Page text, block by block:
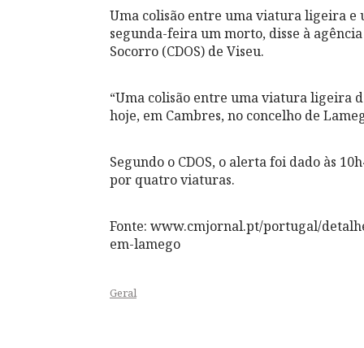
Uma colisão entre uma viatura ligeira e
segunda-feira um morto, disse à
Socorro (CDOS) de Viseu.
“Uma colisão entre uma viatura ligeira
hoje, em Cambres, no concelho de
Segundo o CDOS, o alerta foi dado às
por quatro viaturas.
Fonte: www.cmjornal.pt/portugal/
em-lamego
Geral